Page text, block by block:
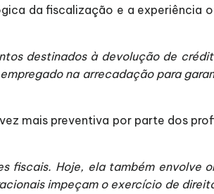
da fiscalização e a experiência
destinados à devolução de
na arrecadação para
mais preventiva por parte dos
fiscais. Hoje, ela também envolve
impeçam o exercício de